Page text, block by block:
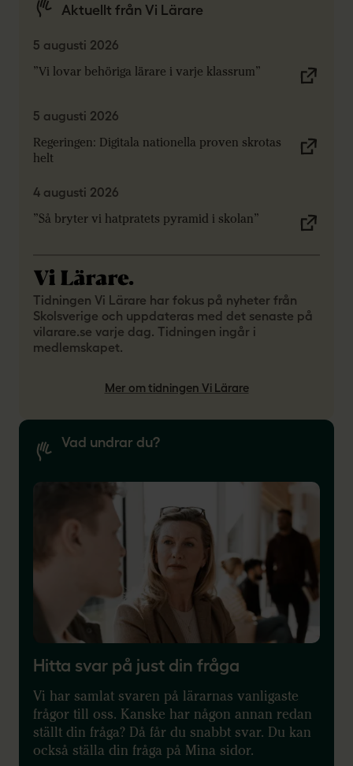
Aktuellt från Vi Lärare
5 augusti 2026
”Vi lovar behöriga lärare i varje klassrum”
5 augusti 2026
Regeringen: Digitala nationella proven skrotas
helt
4 augusti 2026
”Så bryter vi hatpratets pyramid i skolan”
Tidningen Vi Lärare har fokus på nyheter från
Skolsverige och uppdateras med det senaste på
vilarare.se varje dag. Tidningen ingår i
medlemskapet.
Mer om tidningen Vi Lärare
Vad undrar du?
Hitta svar på just din fråga
Vi har samlat svaren på lärarnas vanligaste
frågor till oss. Kanske har någon annan redan
ställt din fråga? Då får du snabbt svar. Du kan
också ställa din fråga på Mina sidor.